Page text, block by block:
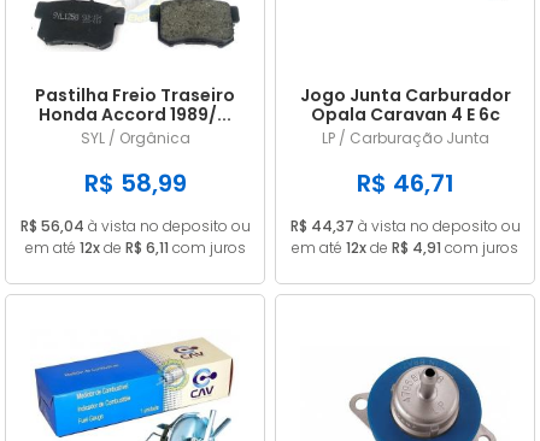
Pastilha Freio Traseiro
Honda Accord 1989/...
Civic 1.8 2006/...
SYL / Orgânica
R$ 58,99
R$ 56,04 à vista no deposito ou
em até 12xde R$ 6,11 com juros
Jogo Junta Carburador
Opala Caravan 4 E 6c
CARB 446 DFV ALC
LP / Carburação Junta
R$ 46,71
R$ 44,37 à vista no deposito ou
em até 12xde R$ 4,91 com juros